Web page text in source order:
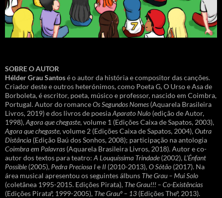
SOBRE O AUTOR
Hélder Grau Santosé o autor da história e compositor das canções.
Criador deste e outros heterónimos, como Poeta G, O Urso e Asa de
Borboleta, é escritor, poeta, músico e professor, nascido em Coimbra,
Portugal. Autor do romanceOs Segundos Nomes (Aquarela Brasileira
Livros, 2019) e dos livros de poesiaAparato Nulo (edição de Autor,
1998),Agora que chegaste, volume 1 (Edições Caixa de Sapatos, 2003),
Agora que chegaste, volume 2 (Edições Caixa de Sapatos, 2004),Outra
Distância (Edição Baú dos Sonhos, 2008); participação na antologia
Coimbra em Palavras (Aquarela Brasileira Livros, 2018). Autor e co-
autor dos textos para teatro: A Louquíssima Trindade (2002),L’Énfant
Possible (2005), Pedra Preciosa Ie II (2010-2013),O Sótão (2017). Na
área musical apresentou os seguintes álbuns The Grau – Mui Solo
(coletânea 1995-2015. Edições Pirata), The Grau!!! – Co-Existências
(Edições Pirataº, 1999-2005), The Grauº – 13 (Edições Theº, 2013).